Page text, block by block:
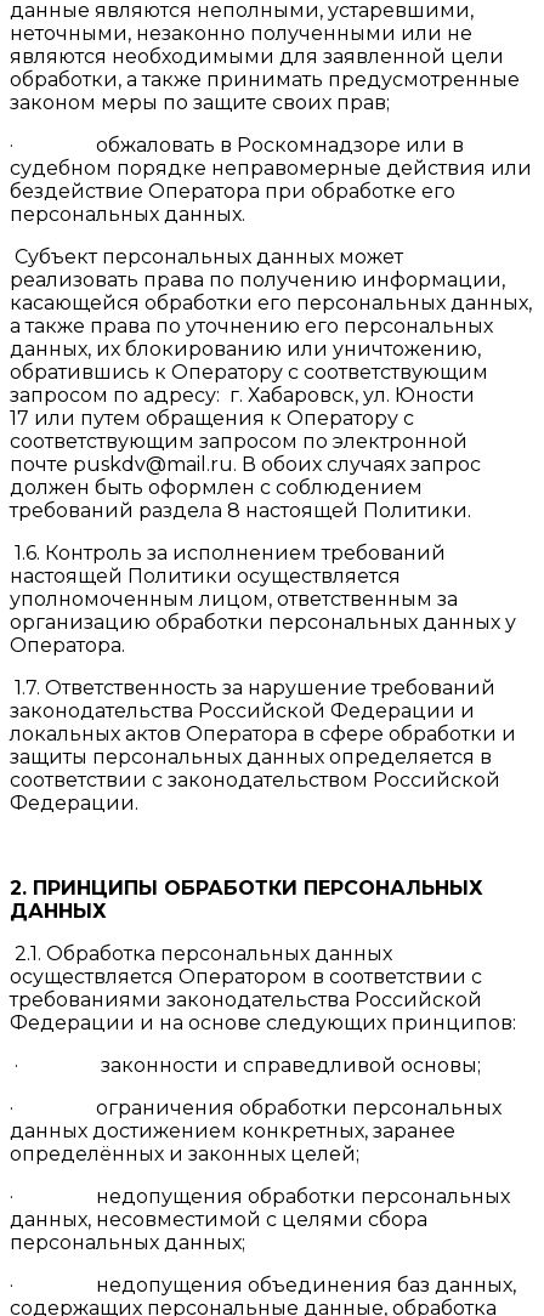
данные являются неполными, устаревшими,
неточными, незаконно полученными или не
являются необходимыми для заявленной цели
обработки, а также принимать предусмотренные
законом меры по защите своих прав;
· обжаловать в Роскомнадзоре или в
судебном порядке неправомерные действия или
бездействие Оператора при обработке его
персональных данных.
Субъект персональных данных может
реализовать права по получению информации,
касающейся обработки его персональных данных,
а также права по уточнению его персональных
данных, их блокированию или уничтожению,
обратившись к Оператору с соответствующим
запросом по адресу: г. Хабаровск, ул. Юности
17 или путем обращения к Оператору с
соответствующим запросом по электронной
почте puskdv@mail.ru. В обоих случаях запрос
должен быть оформлен с соблюдением
требований раздела 8 настоящей Политики.
1.6. Контроль за исполнением требований
настоящей Политики осуществляется
уполномоченным лицом, ответственным за
организацию обработки персональных данных у
Оператора.
1.7. Ответственность за нарушение требований
законодательства Российской Федерации и
локальных актов Оператора в сфере обработки и
защиты персональных данных определяется в
соответствии с законодательством Российской
Федерации.
2. ПРИНЦИПЫ ОБРАБОТКИ ПЕРСОНАЛЬНЫХ
ДАННЫХ
2.1. Обработка персональных данных
осуществляется Оператором в соответствии с
требованиями законодательства Российской
Федерации и на основе следующих принципов:
· законности и справедливой основы;
· ограничения обработки персональных
данных достижением конкретных, заранее
определённых и законных целей;
· недопущения обработки персональных
данных, несовместимой с целями сбора
персональных данных;
· недопущения объединения баз данных,
содержащих персональные данные, обработка